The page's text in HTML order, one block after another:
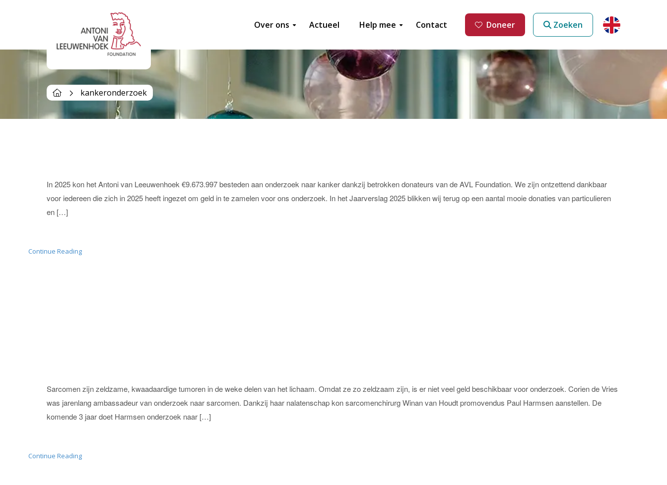
kankeronderzoek
Over ons Actueel Help mee Contact Doneer Zoeken
Tag Archives | kankeronderzoek
In 2025 kon het Antoni van Leeuwenhoek €9.673.997 besteden aan onderzoek naar kanker dankzij betrokken donateurs van de AVL Foundation. We zijn ontzettend dankbaar
voor iedereen die zich in 2025 heeft ingezet om geld in te zamelen voor ons onderzoek. In het Jaarverslag 2025 blikken wij terug op een aantal mooie donaties van particulieren
en […]
Continue Reading
Sarcomen zijn zeldzame, kwaadaardige tumoren in de weke delen van het lichaam. Omdat ze zo zeldzaam zijn, is er niet veel geld beschikbaar voor onderzoek. Corien de Vries
was jarenlang ambassadeur van onderzoek naar sarcomen. Dankzij haar nalatenschap kon sarcomenchirurg Winan van Houdt promovendus Paul Harmsen aanstellen. De
komende 3 jaar doet Harmsen onderzoek naar […]
Continue Reading